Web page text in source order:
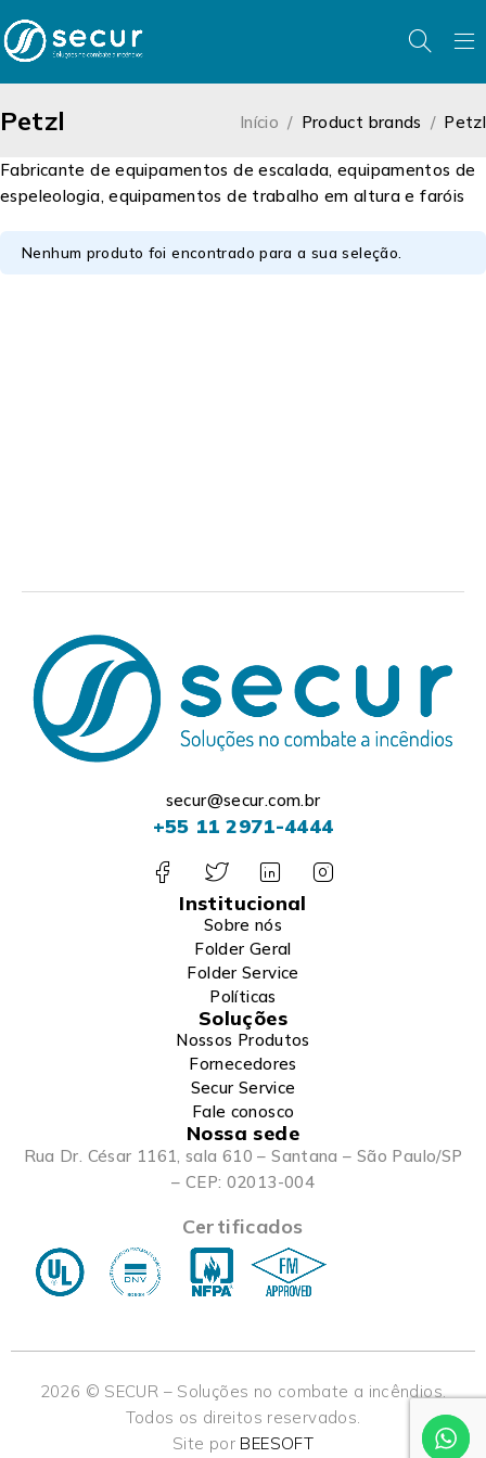
Petzl Início / Product brands / Petzl
Fabricante de equipamentos de escalada, equipamentos de
espeleologia, equipamentos de trabalho em altura e faróis
Nenhum produto foi encontrado para a sua seleção.
secur@secur.com.br
+55 11 2971-4444
Institucional
Sobre nós
Folder Geral
Folder Service
Políticas
Soluções
Nossos Produtos
Fornecedores
Secur Service
Fale conosco
Nossa sede
Rua Dr. César 1161, sala 610 – Santana – São Paulo/SP
– CEP: 02013-004
Certificados
2026 © SECUR – Soluções no combate a incêndios.
Todos os direitos reservados.
Site por BEESOFT